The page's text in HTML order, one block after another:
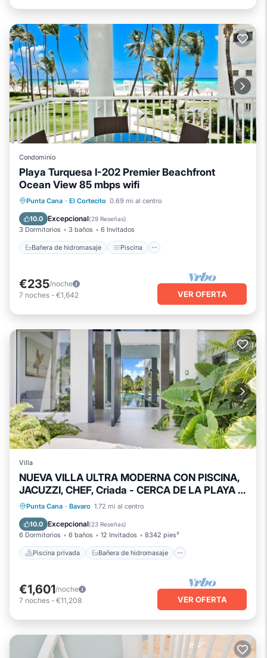
Condominio
Playa Turquesa I-202 Premier Beachfront
Ocean View 85 mbps wifi
Punta Cana · El Cortecito 0.69 mi al centro
10.0 Excepcional(29 Reseñas)
3 Dormitorios 3 baños 6 Invitados
Bañera de hidromasaje Piscina
Bañera de hidromasaje
Piscina
Vista al mar
Balcón/Terraza
€235/noche
7 noches - €1,642 VER OFERTA
Villa
NUEVA VILLA ULTRA MODERNA CON PISCINA,
JACUZZI, CHEF, Criada - CERCA DE LA PLAYA Y
LA VIDA NOCTURNA
Punta Cana · Bavaro 1.72 mi al centro
10.0 Excepcional(23 Reseñas)
6 Dormitorios 6 baños 12 Invitados 8342 pies²
Piscina privada Bañera de hidromasaje
Piscina privada
Bañera de hidromasaje
Chimenea/Calefacción
€1,601/noche
7 noches - €11,208 VER OFERTA